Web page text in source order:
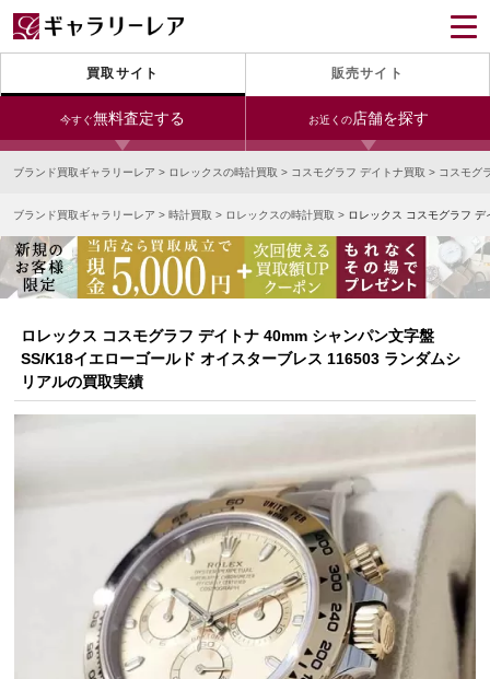
買取サイト 販売サイト
今すぐ無料査定する お近くの店舗を探す
24時間受付（対応時間10:00～19:00）
宅配買取を申し込む
無料の宅配キットをお届けします
今すぐ電話査定
受付時間 10:00～19:00
銀座本店 青山表参道店 新宿東口店
小田急新宿店 LAB東京 名古屋大須店
なんば店 神戸元町(三宮)店 LAB大阪
宅配買取を申し込む
無料の宅配キットをお届けします
ブランド買取ギャラリーレア > ロレックスの時計買取 > コスモグラフ デイトナ買取 > コスモグ
ブランド買取ギャラリーレア > 時計買取 > ロレックスの時計買取 > ロレックス コスモグラフ
ロレックス コスモグラフ デイトナ 40mm シャンパン文字盤
SS/K18イエローゴールド オイスターブレス 116503 ランダムシ
リアルの買取実績